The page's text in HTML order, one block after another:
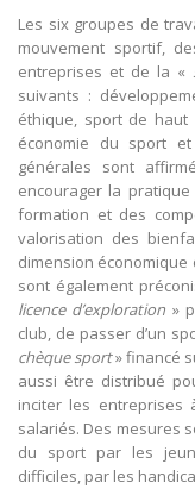
Les six groupes de
mouvement sportif,
entreprises et de la «
suivants :
éthique, sport de
économie du sport
générales sont
encourager la
formation et des
valorisation des
dimension économique
sont également
licence d’exploration »
club, de passer d’un
chèque sport» financé
aussi être distribué
inciter les entreprises
salariés. Des mesures
du sport par les
difficiles, par les